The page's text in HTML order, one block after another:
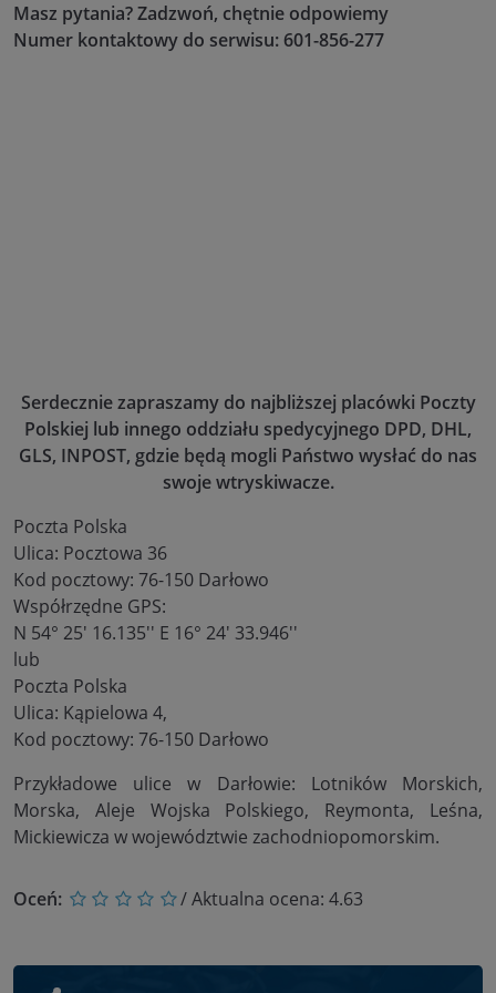
Masz pytania? Zadzwoń, chętnie odpowiemy
Numer kontaktowy do serwisu: 601-856-277
Serdecznie zapraszamy do najbliższej placówki Poczty
Polskiej lub innego oddziału spedycyjnego DPD, DHL,
GLS, INPOST, gdzie będą mogli Państwo wysłać do nas
swoje wtryskiwacze.
Poczta Polska
Ulica: Pocztowa 36
Kod pocztowy: 76-150 Darłowo
Współrzędne GPS:
N 54° 25' 16.135'' E 16° 24' 33.946''
lub
Poczta Polska
Ulica: Kąpielowa 4,
Kod pocztowy: 76-150 Darłowo
Przykładowe ulice w Darłowie: Lotników Morskich,
Morska, Aleje Wojska Polskiego, Reymonta, Leśna,
Mickiewicza w województwie zachodniopomorskim.
Oceń: / Aktualna ocena: 4.63